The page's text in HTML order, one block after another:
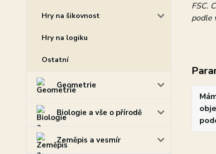
Hry na šikovnost
Hry na logiku
Ostatní
Geometrie
Biologie a vše o přírodě
Zeměpis a vesmír
FSC.
podle